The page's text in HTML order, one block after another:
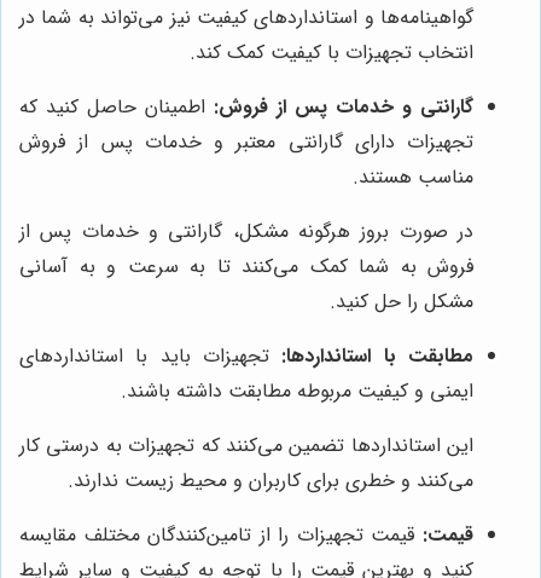
گواهینامه‌ها و استانداردهای کیفیت نیز می‌تواند به شما در
انتخاب تجهیزات با کیفیت کمک کند.
گارانتی و خدمات پس از فروش: اطمینان حاصل کنید که
تجهیزات دارای گارانتی معتبر و خدمات پس از فروش
مناسب هستند.
در صورت بروز هرگونه مشکل، گارانتی و خدمات پس از
فروش به شما کمک می‌کنند تا به سرعت و به آسانی
مشکل را حل کنید.
مطابقت با استانداردها: تجهیزات باید با استانداردهای
ایمنی و کیفیت مربوطه مطابقت داشته باشند.
این استانداردها تضمین می‌کنند که تجهیزات به درستی کار
می‌کنند و خطری برای کاربران و محیط زیست ندارند.
قیمت: قیمت تجهیزات را از تامین‌کنندگان مختلف مقایسه
کنید و بهترین قیمت را با توجه به کیفیت و سایر شرایط